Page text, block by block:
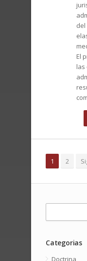
del
El
las
1 2
Categorias
Doctrina